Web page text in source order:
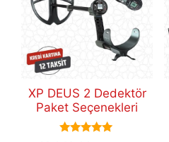
XP DEUS 2 Dedektör
Paket Seçenekleri